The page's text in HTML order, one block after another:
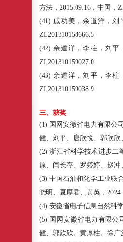
方法， 2015.09.16 ，中国，
(41) 戚功美，余道洋，刘
ZL201310158666.5
(42)余道洋，李柱，刘平
ZL201310159027.0
(43)余道洋，刘平，李柱
ZL201310159038.9
三、获奖
(1) 国网安徽省电力有限公
健、刘平、唐欣悦、郭欣欣
(2)浙江省科学技术进步二
原、闫长存、罗婷婷、赵冲
(3)中国石油和化学工业联
晓明、夏厚君、黄英， 2024
(4) 安徽省电子信息自然科
(5) 国网安徽省电力有限公
健、郭欣欣、黄厚柱、徐广